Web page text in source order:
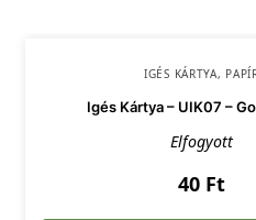
IGÉS KÁRTYA,
Igés Kártya – UIK07 –
Elfogyott
40 Ft